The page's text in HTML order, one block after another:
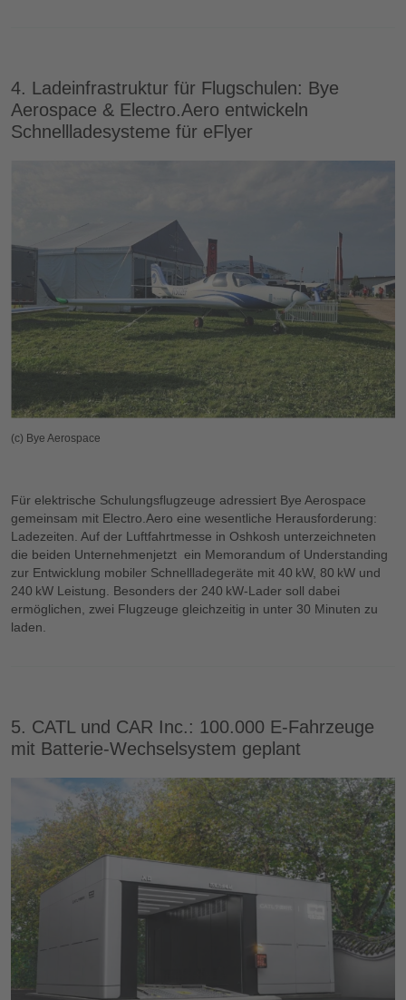
4. Ladeinfrastruktur für Flugschulen: Bye
Aerospace & Electro.Aero entwickeln
Schnellladesysteme für eFlyer
(c) Bye Aerospace
Für elektrische Schulungsflugzeuge adressiert Bye Aerospace
gemeinsam mit Electro.Aero eine wesentliche Herausforderung:
Ladezeiten. Auf der Luftfahrtmesse in Oshkosh unterzeichneten
die beiden Unternehmenjetzt ein Memorandum of Understanding
zur Entwicklung mobiler Schnellladegeräte mit 40 kW, 80 kW und
240 kW Leistung. Besonders der 240 kW-Lader soll dabei
ermöglichen, zwei Flugzeuge gleichzeitig in unter 30 Minuten zu
laden.
5. CATL und CAR Inc.: 100.000 E‑Fahrzeuge
mit Batterie‑Wechselsystem geplant